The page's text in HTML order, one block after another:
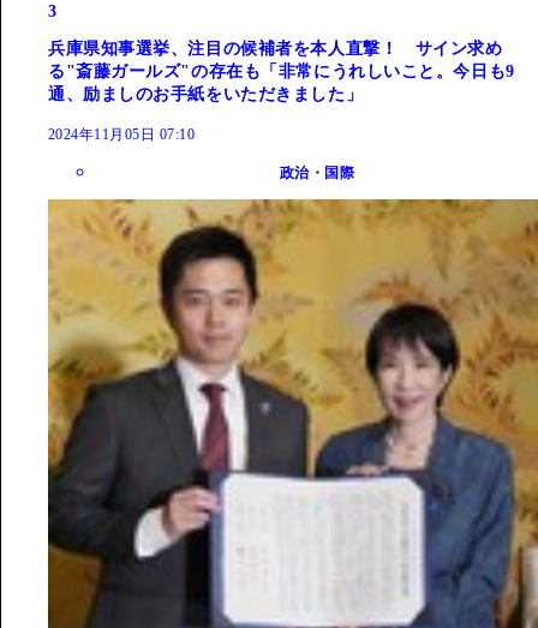
3
兵庫県知事選挙、注目の候補者を本人直撃！ サイン求め
る"斎藤ガールズ"の存在も「非常にうれしいこと。今日も9
通、励ましのお手紙をいただきました」
2024年11月05日 07:10
政治・国際